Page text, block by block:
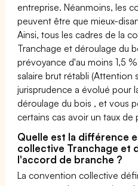
entreprise. Néanmoins, les
peuvent être que mieux-
Ainsi, tous les cadres de la
Tranchage et déroulage du
prévoyance d'au moins 1,5
salaire brut rétabli (Attention
jurisprudence a évolué pour
déroulage du bois , et vous
certains cas avoir un taux de
Quelle est la différence
collective Tranchage et
l'accord de branche ?
La convention collective